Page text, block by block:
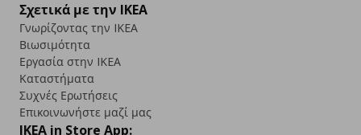
Σχετικά με την IKEA
Γνωρίζοντας την IKEA
Βιωσιμότητα
Εργασία στην IKEA
Καταστήματα
Συχνές Ερωτήσεις
Επικοινωνήστε μαζί μας
IKEA in Store App: